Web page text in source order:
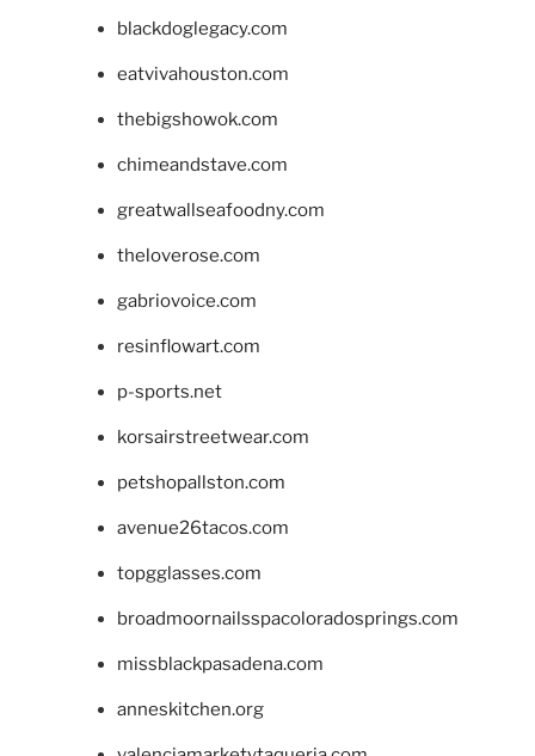
blackdoglegacy.com
eatvivahouston.com
thebigshowok.com
chimeandstave.com
greatwallseafoodny.com
theloverose.com
gabriovoice.com
resinflowart.com
p-sports.net
korsairstreetwear.com
petshopallston.com
avenue26tacos.com
topgglasses.com
broadmoornailsspacoloradosprings.com
missblackpasadena.com
anneskitchen.org